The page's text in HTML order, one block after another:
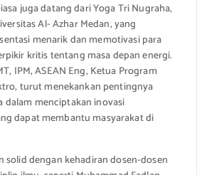
juga datang dari Yoga Tri Nugraha,
Al- Azhar Medan, yang
menarik dan memotivasi para
kritis tentang masa depan energi.
IPM, ASEAN Eng, Ketua Program
turut menekankan pentingnya
dalam menciptakan inovasi
dapat membantu masyarakat di
solid dengan kehadiran dosen-dosen